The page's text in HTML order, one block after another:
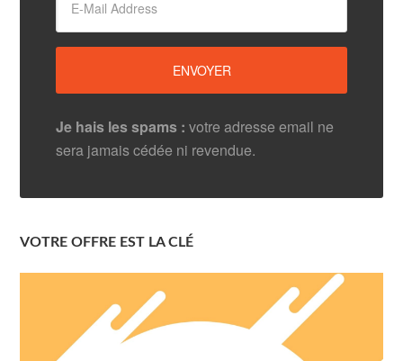
Je hais les spams : votre adresse email ne
sera jamais cédée ni revendue.
VOTRE OFFRE EST LA CLÉ